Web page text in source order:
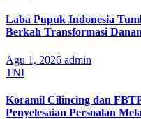
Laba Pupuk Indonesia
Berkah Transformasi
Agu 1, 2026 admin
TNI
Koramil Cilincing dan
Penyelesaian Persoalan